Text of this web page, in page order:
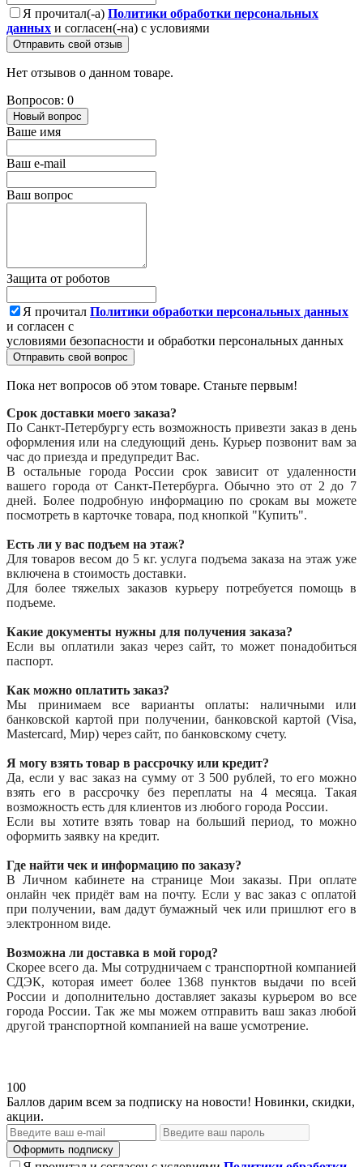
Я прочитал(-а) Политики обработки персональных
данных и согласен(-на) с условиями
Отправить свой отзыв
Нет отзывов о данном товаре.
Вопросов: 0
Новый вопрос
Ваше имя
Ваш e-mail
Ваш вопрос
Защита от роботов
Я прочитал Политики обработки персональных данных
и согласен с
условиями безопасности и обработки персональных данных
Отправить свой вопрос
Пока нет вопросов об этом товаре. Станьте первым!
Срок доставки моего заказа?
По Санкт-Петербургу есть возможность привезти заказ в день
оформления или на следующий день. Курьер позвонит вам за
час до приезда и предупредит Вас.
В остальные города России срок зависит от удаленности
вашего города от Санкт-Петербурга. Обычно это от 2 до 7
дней. Более подробную информацию по срокам вы можете
посмотреть в карточке товара, под кнопкой "Купить".
Есть ли у вас подъем на этаж?
Для товаров весом до 5 кг. услуга подъема заказа на этаж уже
включена в стоимость доставки.
Для более тяжелых заказов курьеру потребуется помощь в
подъеме.
Какие документы нужны для получения заказа?
Если вы оплатили заказ через сайт, то может понадобиться
паспорт.
Как можно оплатить заказ?
Мы принимаем все варианты оплаты: наличными или
банковской картой при получении, банковской картой (Visa,
Mastercard, Мир) через сайт, по банковскому счету.
Я могу взять товар в рассрочку или кредит?
Да, если у вас заказ на сумму от 3 500 рублей, то его можно
взять его в рассрочку без переплаты на 4 месяца. Такая
возможность есть для клиентов из любого города России.
Если вы хотите взять товар на больший период, то можно
оформить заявку на кредит.
Где найти чек и информацию по заказу?
В Личном кабинете на странице Мои заказы. При оплате
онлайн чек придёт вам на почту. Если у вас заказ с оплатой
при получении, вам дадут бумажный чек или пришлют его в
электронном виде.
Возможна ли доставка в мой город?
Скорее всего да. Мы сотрудничаем с транспортной компанией
СДЭК, которая имеет более 1368 пунктов выдачи по всей
России и дополнительно доставляет заказы курьером во все
города России. Так же мы можем отправить ваш заказ любой
другой транспортной компанией на ваше усмотрение.
100
Баллов дарим всем за подписку на новости! Новинки, скидки,
акции.
Оформить подписку